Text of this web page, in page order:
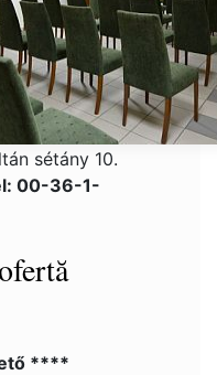
sétány 10.
00-36-1-
****